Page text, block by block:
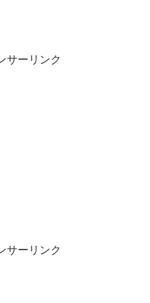
サーリンク
サーリンク